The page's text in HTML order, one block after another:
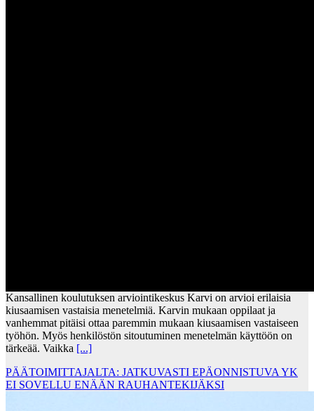
Kansallinen koulutuksen arviointikeskus Karvi on arvioi erilaisia
kiusaamisen vastaisia menetelmiä. Karvin mukaan oppilaat ja
vanhemmat pitäisi ottaa paremmin mukaan kiusaamisen vastaiseen
työhön. Myös henkilöstön sitoutuminen menetelmän käyttöön on
tärkeää. Vaikka [...]
PÄÄTOIMITTAJALTA: JATKUVASTI EPÄONNISTUVA YK
EI SOVELLU ENÄÄN RAUHANTEKIJÄKSI